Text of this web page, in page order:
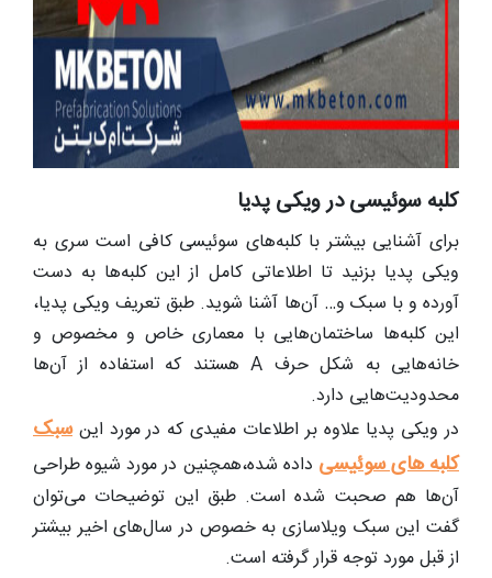
کلبه سوئیسی در ویکی پدیا
برای آشنایی بیشتر با کلبه‌های سوئیسی کافی است سری به
ویکی پدیا بزنید تا اطلاعاتی کامل از این کلبه‌ها به دست
آورده و با سبک و… آن‌ها آشنا شوید. طبق تعریف ویکی پدیا،
این کلبه‌ها ساختما‌ن‌هایی با معماری خاص و مخصوص و
خانه‌هایی به شکل حرف A هستند که استفاده از آن‌ها
محدودیت‌هایی دارد.
در ویکی پدیا علاوه بر اطلاعات مفیدی که در مورد اینسبک
کلبه های سوئیسی داده شده،همچنین در مورد شیوه طراحی
آن‌ها هم صحبت شده است. طبق این توضیحات می‌توان
گفت این سبک ویلاسازی به خصوص در سال‌های اخیر بیشتر
از قبل مورد توجه قرار گرفته است.